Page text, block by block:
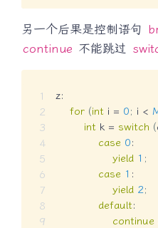
另一个后果是控制语句
continue 不能跳过
z:
for (int i = 0; i <
int k = switch (
case 0:
yield 1 ;
case 1 :
yield 2;
default:
continue